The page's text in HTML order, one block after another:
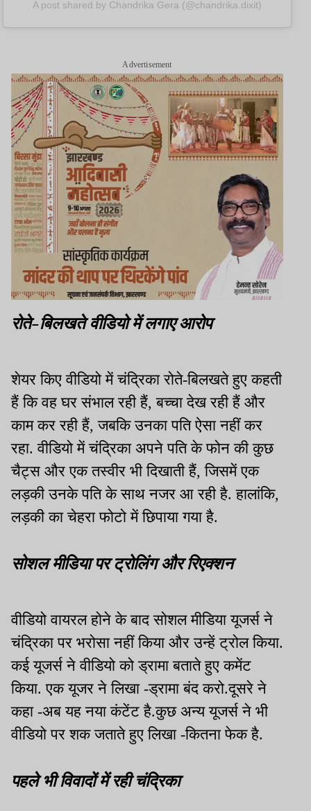
A post shared by Chandrika Gera (@chandrika.dixit)
Advertisement
रोते-बिलखते वीडियो में लगाए आरोप
शेयर किए वीडियो में चंद्रिका रोते-बिलखते हुए कहती
हैं कि वह घर संभाल रही हैं, बच्चा देख रही हैं और
काम कर रही हैं, जबकि उनका पति ऐसा नहीं कर
रहा. वीडियो में चंद्रिका अपने पति के फोन की कुछ
चैट्स और एक तस्वीर भी दिखाती हैं, जिसमें एक
लड़की उनके पति के साथ नजर आ रही है. हालांकि,
लड़की का चेहरा फोटो में छिपाया गया है.
सोशल मीडिया पर ट्रोलिंग और रिएक्शन
वीडियो वायरल होने के बाद सोशल मीडिया यूजर्स ने
चंद्रिका पर भरोसा नहीं किया और उन्हें ट्रोल किया.
कई यूजर्स ने वीडियो को ड्रामा बताते हुए कमेंट
किया. एक यूजर ने लिखा -ड्रामा बंद करो.दूसरे ने
कहा -अब यह नया कंटेंट है.कुछ अन्य यूजर्स ने भी
वीडियो पर शक जताते हुए लिखा -कितना फेक है.
पहले भी विवादों में रही चंद्रिका